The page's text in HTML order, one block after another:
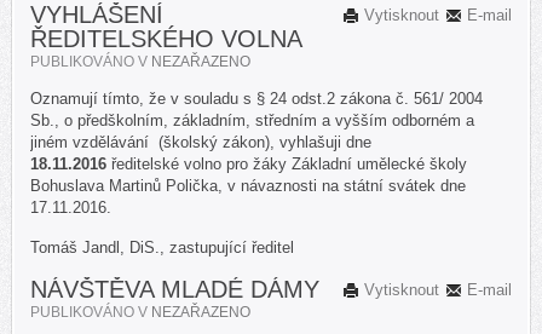
E-mail
Vytisknout
VYHLÁŠENÍ
ŘEDITELSKÉHO VOLNA
PUBLIKOVÁNO V NEZAŘAZENO
Oznamují tímto, že v souladu s § 24 odst.2 zákona č. 561/ 2004
Sb., o předškolním, základním, středním a vyšším odborném a
jiném vzdělávání (školský zákon), vyhlašuji dne
18.11.2016 ředitelské volno pro žáky Základní umělecké školy
Bohuslava Martinů Polička, v návaznosti na státní svátek dne
17.11.2016.
Tomáš Jandl, DiS., zastupující ředitel
E-mail
Vytisknout
NÁVŠTĚVA MLADÉ DÁMY
PUBLIKOVÁNO V NEZAŘAZENO